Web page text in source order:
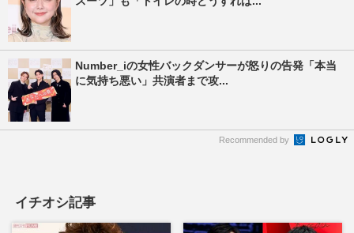
Number_iの女性バックダンサーが怒りの告発「本当
に気持ち悪い」共演者まで攻...
Recommended by
イチオシ記事